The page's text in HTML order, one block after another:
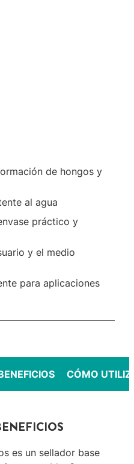
de hongos y
al agua
práctico y
y el medio
para aplicaciones
CÓMO
es un sellador base